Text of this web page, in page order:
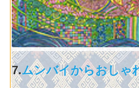
7.ムンバイからおしゃ